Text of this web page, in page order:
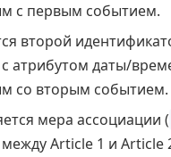
с первым событием.
второй
атрибутом даты/
со вторым событием.
мера ассоциации (
Article 1 и Article